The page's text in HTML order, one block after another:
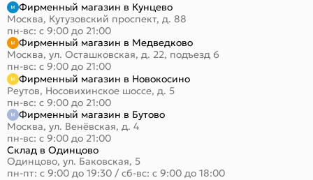
Фирменный магазин в Кунцево
Москва, Кутузовский проспект, д. 88
пн-вс: с 9:00 до 21:00
Фирменный магазин в Медведково
Москва, ул. Осташковская, д. 22, подъезд 6
пн-вс: с 9:00 до 21:00
Фирменный магазин в Новокосино
Реутов, Носовихинское шоссе, д. 5
пн-вс: с 9:00 до 21:00
Фирменный магазин в Бутово
Москва, ул. Венёвская, д. 4
пн-вс: с 9:00 до 21:00
Склад в Одинцово
Одинцово, ул. Баковская, 5
пн-пт: с 9:00 до 19:30 / сб-вс: с 9:00 до 18:00